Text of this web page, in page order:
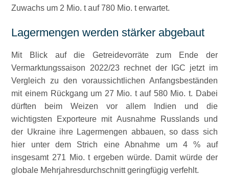
Zuwachs um 2 Mio. t auf 780 Mio. t erwartet.
Lagermengen werden stärker abgebaut
Mit Blick auf die Getreidevorräte zum Ende der
Vermarktungssaison 2022/23 rechnet der IGC jetzt im
Vergleich zu den voraussichtlichen Anfangsbeständen
mit einem Rückgang um 27 Mio. t auf 580 Mio. t. Dabei
dürften beim Weizen vor allem Indien und die
wichtigsten Exporteure mit Ausnahme Russlands und
der Ukraine ihre Lagermengen abbauen, so dass sich
hier unter dem Strich eine Abnahme um 4 % auf
insgesamt 271 Mio. t ergeben würde. Damit würde der
globale Mehrjahresdurchschnitt geringfügig verfehlt.